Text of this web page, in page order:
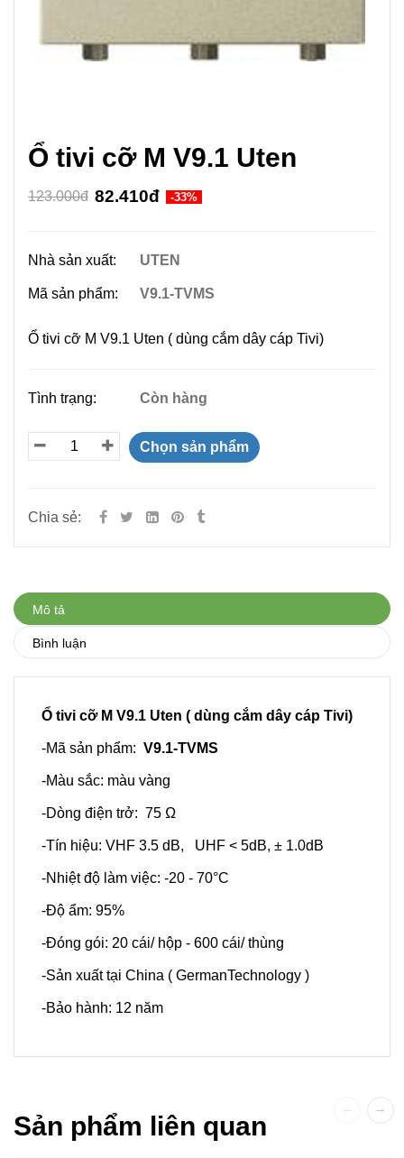
Ổ tivi cỡ M V9.1 Uten
123.000đ 82.410đ -33%
Nhà sản xuất: UTEN
Mã sản phẩm: V9.1-TVMS
Ổ tivi cỡ M V9.1 Uten ( dùng cắm dây cáp Tivi)
Tình trạng: Còn hàng
Chọn sản phẩm
Chia sẻ:
Mô tả
Bình luận
Ổ tivi cỡ M V9.1 Uten ( dùng cắm dây cáp Tivi)
-Mã sản phẩm: V9.1-TVMS
-Màu sắc: màu vàng
-Dòng điện trở: 75 Ω
-Tín hiệu: VHF 3.5 dB, UHF < 5dB, ± 1.0dB
-Nhiệt độ làm việc: -20 - 70°C
-Độ ẩm: 95%
-Đóng gói: 20 cái/ hộp - 600 cái/ thùng
-Sản xuất tại China ( GermanTechnology )
-Bảo hành: 12 năm
Sản phẩm liên quan